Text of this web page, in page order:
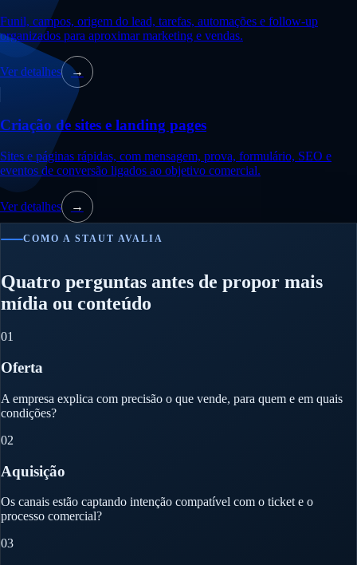
Funil, campos, origem do lead, tarefas, automações e follow-up
organizados para aproximar marketing e vendas.
Ver detalhes →
Criação de sites e landing pages
Sites e páginas rápidas, com mensagem, prova, formulário, SEO e
eventos de conversão ligados ao objetivo comercial.
Ver detalhes →
COMO A STAUT AVALIA
Quatro perguntas antes de propor mais
mídia ou conteúdo
01
Oferta
A empresa explica com precisão o que vende, para quem e em quais
condições?
02
Aquisição
Os canais estão captando intenção compatível com o ticket e o
processo comercial?
03